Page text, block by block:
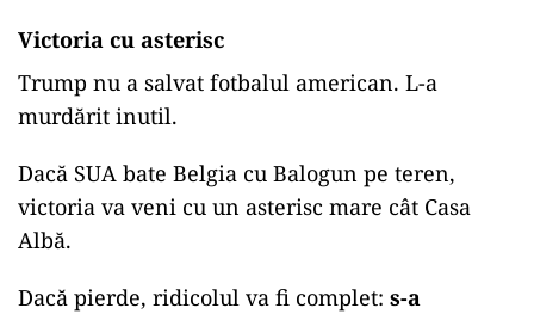
Victoria cu asterisc
Trump nu a salvat fotbalul american. L-a
murdărit inutil.
Dacă SUA bate Belgia cu Balogun pe teren,
victoria va veni cu un asterisc mare cât Casa
Albă.
Dacă pierde, ridicolul va fi complet: s-a